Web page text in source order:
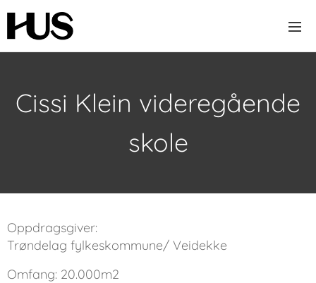
Cissi Klein videregående
skole
Oppdragsgiver:
Trøndelag fylkeskommune/ Veidekke
Omfang: 20.000m2